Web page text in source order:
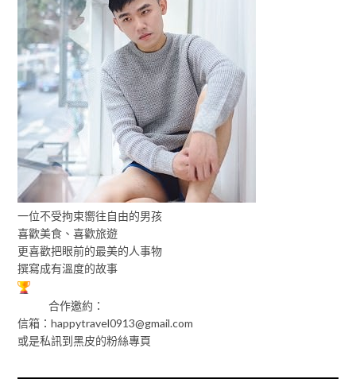
一位不受拘束嚮往自由的男孩
喜歡美食、喜歡旅遊
更喜歡把眼前的最美的人事物
撰寫成有溫度的故事
合作邀約：
信箱：happytravel0913@gmail.com
或是私訊到黑皮的粉絲專頁